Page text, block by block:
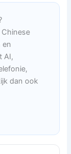
en
AI,
dan ook